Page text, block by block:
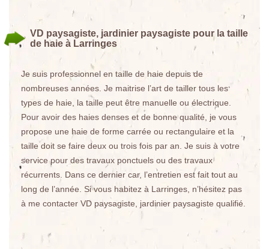
VD paysagiste, jardinier paysagiste pour la taille
de haie à Larringes
Je suis professionnel en taille de haie depuis de
nombreuses années. Je maitrise l’art de tailler tous les
types de haie, la taille peut être manuelle ou électrique.
Pour avoir des haies denses et de bonne qualité, je vous
propose une haie de forme carrée ou rectangulaire et la
taille doit se faire deux ou trois fois par an. Je suis à votre
service pour des travaux ponctuels ou des travaux
récurrents. Dans ce dernier car, l’entretien est fait tout au
long de l’année. Si vous habitez à Larringes, n’hésitez pas
à me contacter VD paysagiste, jardinier paysagiste qualifié.